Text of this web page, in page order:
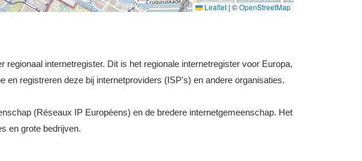
Leaflet | ©OpenStreetMap
internetregister. Dit is het regionale internetregister voor Europa,
registreren deze bij internetproviders (ISP's) en andere organisaties.
(Réseaux IP Européens) en de bredere internetgemeenschap. Het
en grote bedrijven.